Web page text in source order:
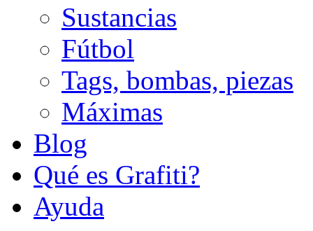
Sustancias
Fútbol
Tags, bombas, piezas
Máximas
Blog
Qué es Grafiti?
Ayuda